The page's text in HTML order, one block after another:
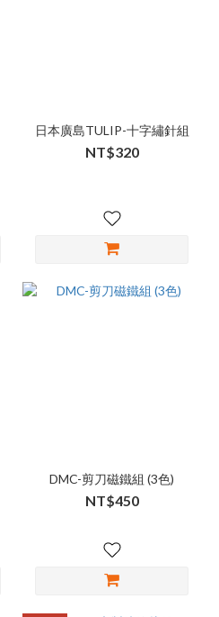
日本廣島TULIP-十字繡針組
NT$320
DMC-剪刀磁鐵組 (3色)
NT$450